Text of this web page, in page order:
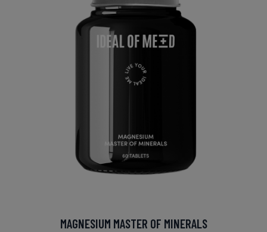
MAGNESIUM MASTER OF MINERALS